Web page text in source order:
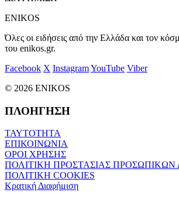
ENIKOS
Όλες οι ειδήσεις από την Ελλάδα και τον
του enikos.gr.
Facebook X InstagramYouTube Viber
© 2026 ENIKOS
ΠΛΟΗΓΗΣΗ
ΤΑΥΤΟΤΗΤΑ
ΕΠΙΚΟΙΝΩΝΙΑ
ΟΡΟΙ ΧΡΗΣΗΣ
ΠΟΛΙΤΙΚΗ ΠΡΟΣΤΑΣΙΑΣ
ΠΟΛΙΤΙΚΗ COOKIES
Κρατική Διαφήμιση